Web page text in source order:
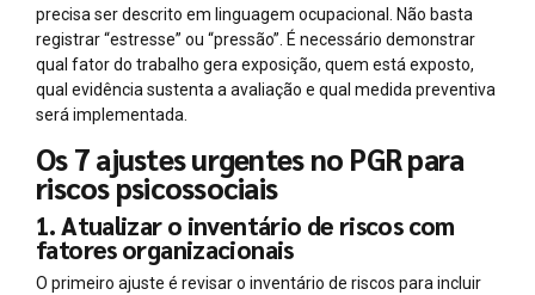
precisa ser descrito em linguagem ocupacional. Não basta
registrar “estresse” ou “pressão”. É necessário demonstrar
qual fator do trabalho gera exposição, quem está exposto,
qual evidência sustenta a avaliação e qual medida preventiva
será implementada.
Os 7 ajustes urgentes no PGR para
riscos psicossociais
1. Atualizar o inventário de riscos com
fatores organizacionais
O primeiro ajuste é revisar o inventário de riscos para incluir